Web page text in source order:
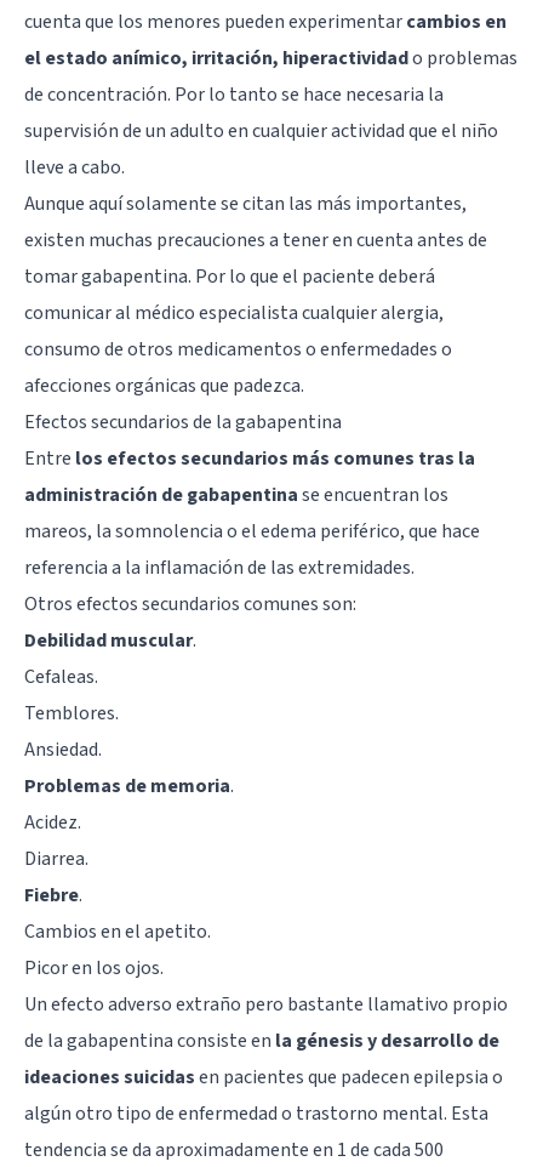
cuenta que los menores pueden experimentarcambios en
el estado anímico, irritación, hiperactividado problemas
de concentración. Por lo tanto se hace necesaria la
supervisión de un adulto en cualquier actividad que el niño
lleve a cabo.
Aunque aquí solamente se citan las más importantes,
existen muchas precauciones a tener en cuenta antes de
tomar gabapentina. Por lo que el paciente deberá
comunicar al médico especialista cualquier alergia,
consumo de otros medicamentos o enfermedades o
afecciones orgánicas que padezca.
Efectos secundarios de la gabapentina
Entre los efectos secundarios más comunes tras la
administración de gabapentinase encuentran los
mareos, la somnolencia o el edema periférico, que hace
referencia a la inflamación de las extremidades.
Otros efectos secundarios comunes son:
Debilidad muscular.
Cefaleas.
Temblores.
Ansiedad.
Problemas de memoria.
Acidez.
Diarrea.
Fiebre.
Cambios en el apetito.
Picor en los ojos.
Un efecto adverso extraño pero bastante llamativo propio
de la gabapentina consiste en la génesis y desarrollo de
ideaciones suicidasen pacientes que padecen epilepsia o
algún otro tipo de enfermedad o trastorno mental. Esta
tendencia se da aproximadamente en 1 de cada 500